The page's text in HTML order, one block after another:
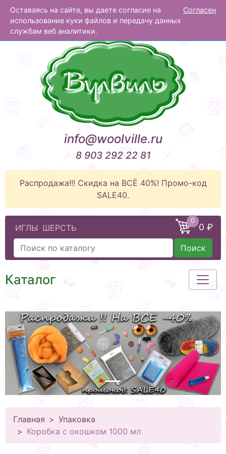
Оставаясь на сайте, вы даете согласие на
использование куки файлов и передачу данных
службам веб аналитики.
Согласен
Вулвиль
info@woolville.ru
8 903 292 22 81
Распродажа!!! Скидка на ВСЁ 40%! Промо-код
SALE40.
ИГЛЫ ШЕРСТЬ
0
0 ₽
Поиск
Каталог
Главная
Упаковка
Коробка с окошком 1000 мл